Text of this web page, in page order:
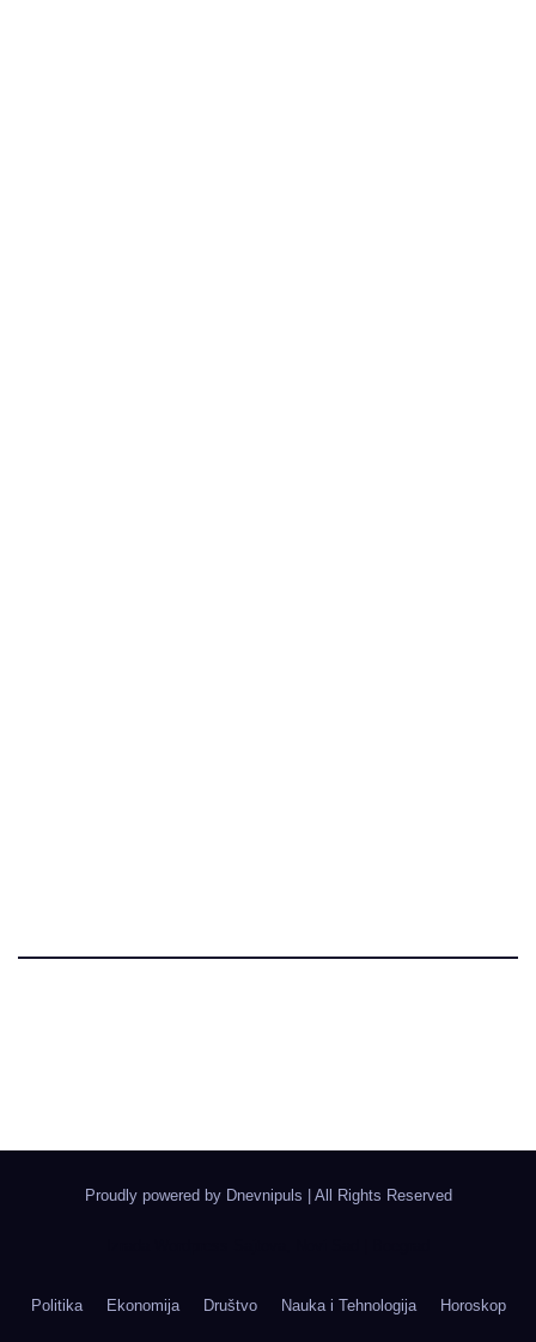
Proudly powered by Dnevnipuls All Rights Reserved
Politika Ekonomija Društvo Nauka i Tehnologija Horoskop